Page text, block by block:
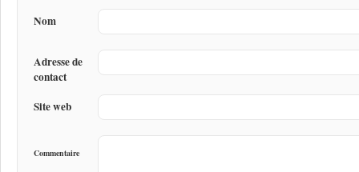
Nom
Adresse de
contact
Site web
Commentaire